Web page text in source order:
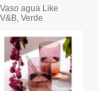
Vaso agua Like
V&B, Verde